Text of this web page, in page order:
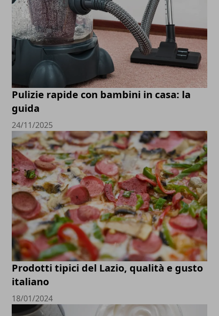
Pulizie rapide con bambini in casa: la
guida
24/11/2025
Prodotti tipici del Lazio, qualità e gusto
italiano
18/01/2024